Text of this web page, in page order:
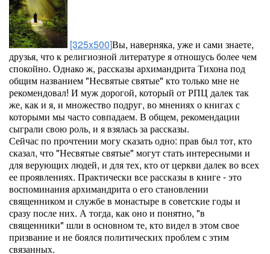
[325x500]Вы, наверняка, уже и сами знаете,
друзья, что к религиозной литературе я отношусь более чем
спокойно. Однако ж, рассказы архимандрита Тихона под
общим названием "Несвятые святые" кто только мне не
рекомендовал! И муж дорогой, который от РПЦ далек так
же, как и я, и множество подруг, во мнениях о книгах с
которыми мы часто совпадаем. В общем, рекомендации
сыграли свою роль, и я взялась за рассказы.
Сейчас по прочтении могу сказать одно: прав был тот, кто
сказал, что "Несвятые святые" могут стать интересными и
для верующих людей, и для тех, кто от церкви далек во всех
ее проявлениях. Практически все рассказы в книге - это
воспоминания архимандрита о его становлении
священником и службе в монастыре в советские годы и
сразу после них. А тогда, как оно и понятно, "в
священники" шли в основном те, кто видел в этом свое
призвание и не боялся политических проблем с этим
связанных.